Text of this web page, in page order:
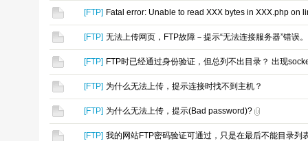
[FTP] Fatal error: Unable to read XXX bytes in XXX.php on
[FTP] 无法上传网页，FTP故障－提示“无法连接服务器”错误。
[FTP] FTP时已经通过身份验证，但总列不出目录？ 出现
[FTP] 为什么无法上传，提示连接时找不到主机？
[FTP] 为什么无法上传，提示(Bad password)?
[FTP] 我的网站FTP密码验证可通过，只是在最后不能目录列